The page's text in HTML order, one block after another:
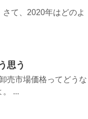
て、2020年はどのよ
思う
売市場価格ってどうな
。 ...